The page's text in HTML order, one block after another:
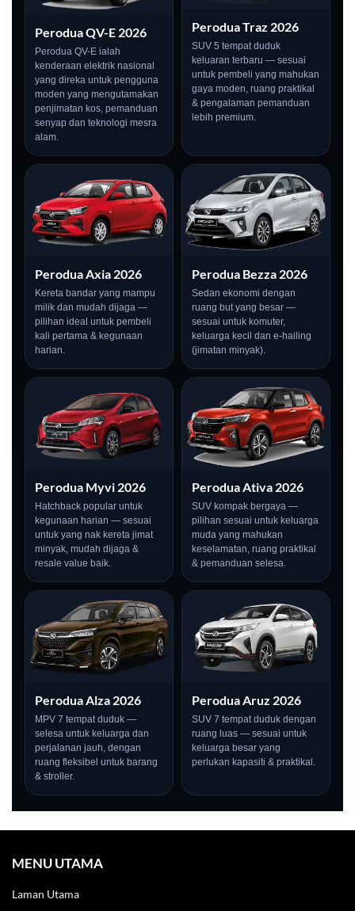
LIVE
Perodua QV-E 2026
Perodua QV-E ialah
kenderaan elektrik nasional
yang direka untuk pengguna
moden yang mengutamakan
penjimatan kos, pemanduan
senyap dan teknologi mesra
alam.
Perodua Traz 2026
SUV 5 tempat duduk
keluaran terbaru — sesuai
untuk pembeli yang mahukan
gaya moden, ruang praktikal
& pengalaman pemanduan
lebih premium.
Perodua Axia 2026
Kereta bandar yang mampu
milik dan mudah dijaga —
pilihan ideal untuk pembeli
kali pertama & kegunaan
harian.
Perodua Bezza 2026
Sedan ekonomi dengan
ruang but yang besar —
sesuai untuk komuter,
keluarga kecil dan e-hailing
(jimatan minyak).
Perodua Myvi 2026
Hatchback popular untuk
kegunaan harian — sesuai
untuk yang nak kereta jimat
minyak, mudah dijaga &
resale value baik.
Perodua Ativa 2026
SUV kompak bergaya —
pilihan sesuai untuk keluarga
muda yang mahukan
keselamatan, ruang praktikal
& pemanduan selesa.
Perodua Alza 2026
MPV 7 tempat duduk —
selesa untuk keluarga dan
perjalanan jauh, dengan
ruang fleksibel untuk barang
& stroller.
Perodua Aruz 2026
SUV 7 tempat duduk dengan
ruang luas — sesuai untuk
keluarga besar yang
perlukan kapasiti & praktikal.
MENU UTAMA
Laman Utama